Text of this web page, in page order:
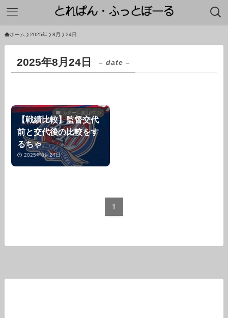
ホーム 2025年 8月 24日
2025年8月24日 – date –
カターレ富山2025
【戦績比較】監督交代
前と交代後の比較をす
るちゃ
2025年8月24日
1